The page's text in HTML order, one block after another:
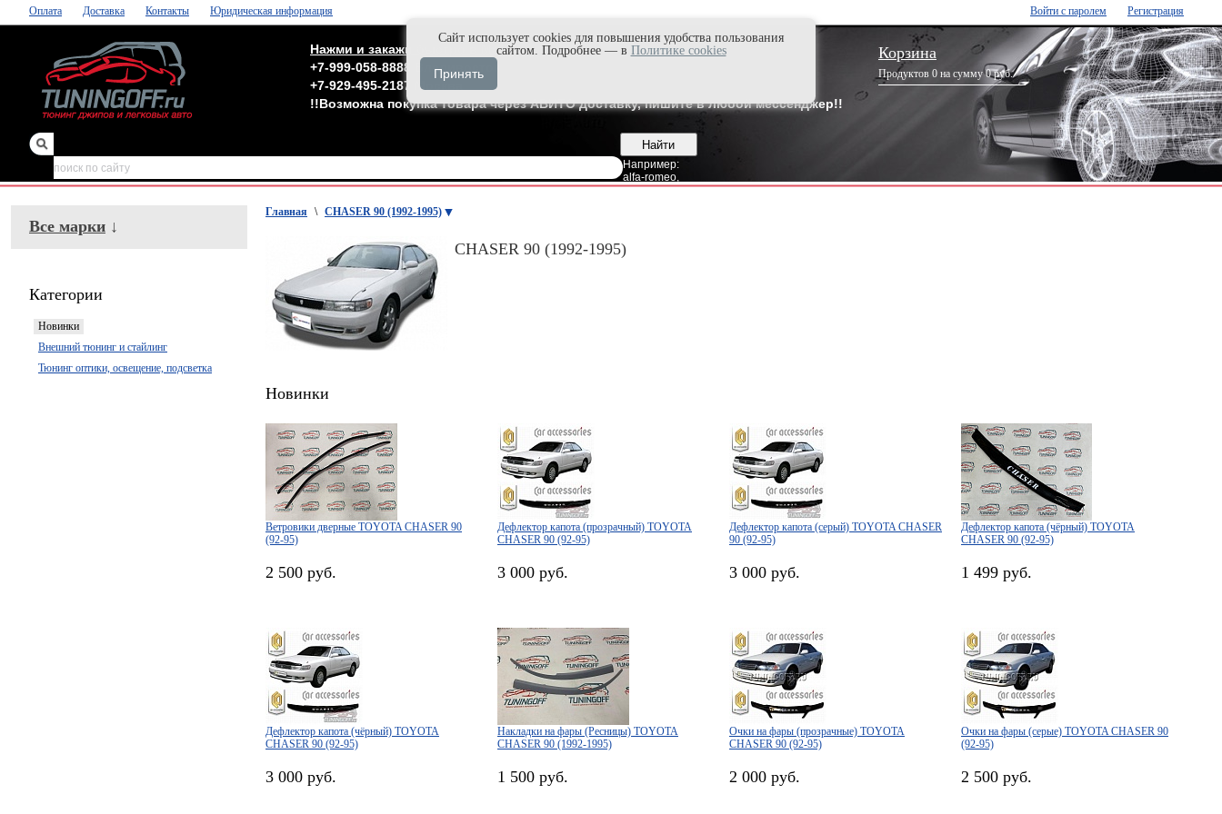
Войти с паролем Регистрация
Оплата Доставка Контакты Юридическая информация
Корзина
Продуктов 0 на сумму 0 руб.
Нажми и закажи быстро в Max'е
+7-999-058-8888
Владивосток
+7-929-495-2187
Москва
!!Возможна покупка товара через АВИТО доставку, пишите в любой мессенджер!!
Например:
alfa-romeo,
зеркала,обвесы
Все марки ↓
Категории
Новинки
Внешний тюнинг и стайлинг
Тюнинг оптики, освещение, подсветка
Главная \ CHASER 90 (1992-1995)
CHASER 90 (1992-1995)
Новинки
Ветровики дверные TOYOTA CHASER 90
(92-95)
2 500 руб.
Дефлектор капота (прозрачный) TOYOTA
CHASER 90 (92-95)
3 000 руб.
Дефлектор капота (серый) TOYOTA CHASER
90 (92-95)
3 000 руб.
Дефлектор капота (чёрный) TOYOTA
CHASER 90 (92-95)
1 499 руб.
Дефлектор капота (чёрный) TOYOTA
CHASER 90 (92-95)
3 000 руб.
Накладки на фары (Ресницы) TOYOTA
CHASER 90 (1992-1995)
1 500 руб.
Очки на фары (прозрачные) TOYOTA
CHASER 90 (92-95)
2 000 руб.
Очки на фары (серые) TOYOTA CHASER 90
(92-95)
2 500 руб.
Cайт использует cookies для повышения удобства пользования
сайтом. Подробнее — в Политике cookies
Принять